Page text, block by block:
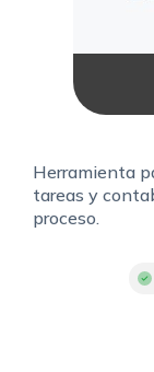
Herramienta
tareas y
proceso.